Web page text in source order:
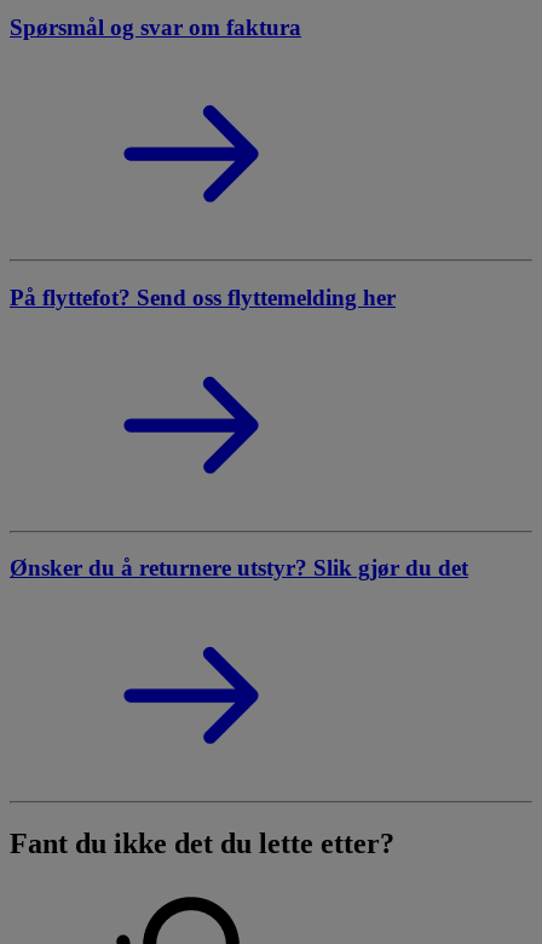
Spørsmål og svar om faktura
På flyttefot? Send oss flyttemelding her
Ønsker du å returnere utstyr? Slik gjør du det
Fant du ikke det du lette etter?